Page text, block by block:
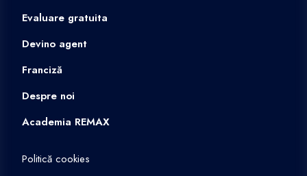
Evaluare gratuita
Devino agent
Franciză
Despre noi
Academia REMAX
Politică cookies